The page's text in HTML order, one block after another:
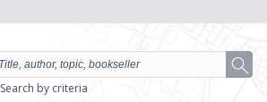
Search by criteria